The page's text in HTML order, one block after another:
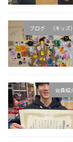
ブログ （キッズ）
会員紹